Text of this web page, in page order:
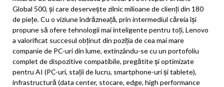
Global 500, și care deservește zilnic milioane de clienți din 180
de piețe. Cu o viziune îndrăzneață, prin intermediul căreia își
propune să ofere tehnologii mai inteligente pentru toți, Lenovo
a valorificat succesul obținut din poziția de cea mai mare
companie de PC-uri din lume, extinzându-se cu un portofoliu
complet de dispozitive compatibile, pregătite și optimizate
pentru AI (PC-uri, stații de lucru, smartphone-uri și tablete),
infrastructură (data center, stocare, edge, high performance